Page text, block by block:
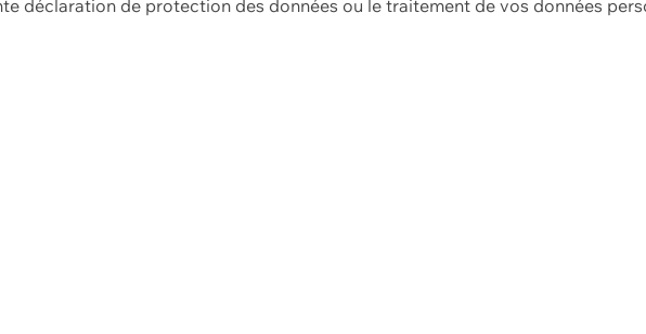
déclaration de protection des données ou le traitement de vos données